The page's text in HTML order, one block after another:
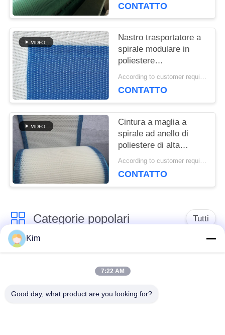
PRIVACY
POLICY
CONTATTO
Nastro trasportatore a
spirale modulare in
poliestere
polioxometilene
alimenti, nastro
torre a maglia piatta
According to customer requirements MOQ:1 metro
CONTATTO
Cintura a maglia a
spirale ad anello di
poliestere di alta
qualità, cintura a
poliestere, cintura a
According to customer requirements MOQ:1 metro
CONTATTO
Categorie popolari Tutti
cinghia della rete
della maglia
Kim
7:22 AM
Good day, what product are you looking for?